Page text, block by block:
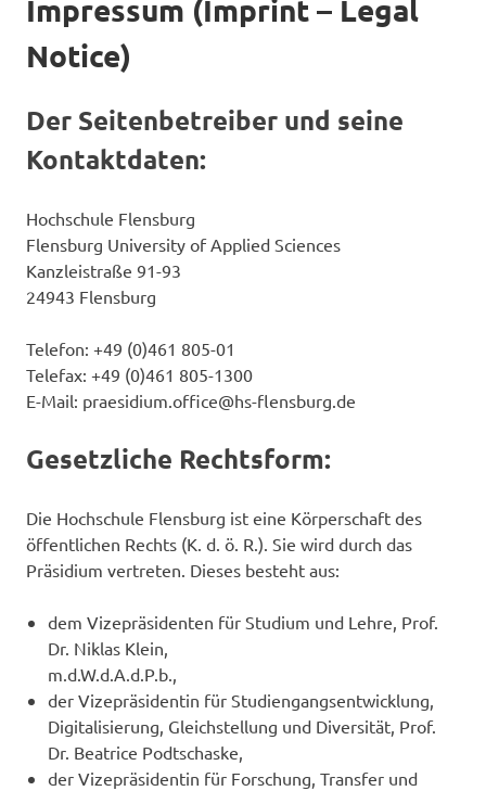
Impressum (Imprint – Legal
Notice)
Der Seitenbetreiber und seine
Kontaktdaten:
Hochschule Flensburg
Flensburg University of Applied Sciences
Kanzleistraße 91-93
24943 Flensburg
Telefon: +49 (0)461 805-01
Telefax: +49 (0)461 805-1300
E-Mail: praesidium.office@hs-flensburg.de
Gesetzliche Rechtsform:
Die Hochschule Flensburg ist eine Körperschaft des
öffentlichen Rechts (K. d. ö. R.). Sie wird durch das
Präsidium vertreten. Dieses besteht aus:
dem Vizepräsidenten für Studium und Lehre, Prof.
Dr. Niklas Klein,
m.d.W.d.A.d.P.b.,
der Vizepräsidentin für Studiengangsentwicklung,
Digitalisierung, Gleichstellung und Diversität, Prof.
Dr. Beatrice Podtschaske,
der Vizepräsidentin für Forschung, Transfer und